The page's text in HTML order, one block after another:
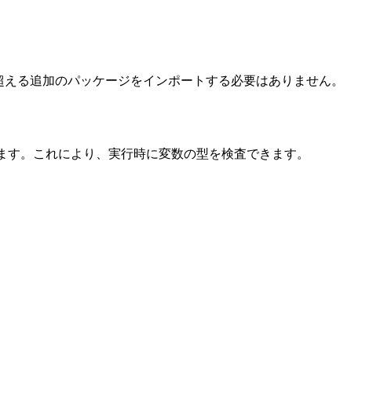
える追加のパッケージをインポートする必要はありません。
す。これにより、実行時に変数の型を検査できます。